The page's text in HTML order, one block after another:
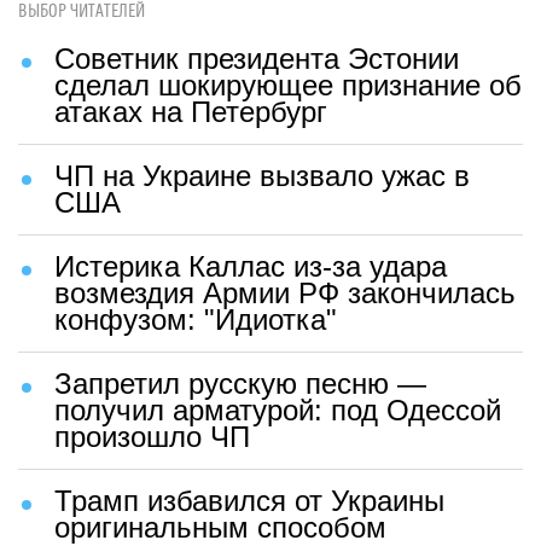
ВЫБОР ЧИТАТЕЛЕЙ
Советник президента Эстонии
сделал шокирующее признание об
атаках на Петербург
ЧП на Украине вызвало ужас в
США
Истерика Каллас из-за удара
возмездия Армии РФ закончилась
конфузом: "Идиотка"
Запретил русскую песню —
получил арматурой: под Одессой
произошло ЧП
Трамп избавился от Украины
оригинальным способом